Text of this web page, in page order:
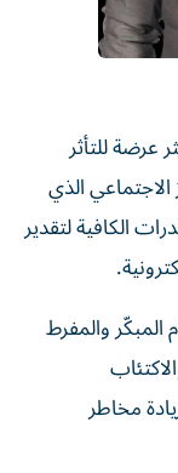
عرضة للتأثر
الذي
الكافية لتقدير
والمفرط
مخاطر